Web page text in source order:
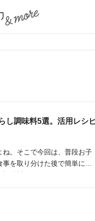
し調味料5選。活用レシ
。そこで今回は、普段お子
を取り分けた後で簡単に辛
もっと楽しんでみてくださ